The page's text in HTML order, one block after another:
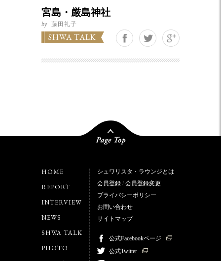
宮島・厳島神社
by 藤田礼子
SHWA TALK
HOME
REPORT
INTERVIEW
NEWS
SHWA TALK
PHOTO
シュワリスタ・ラウンジとは
会員登録 / 会員登録変更
プライバシーポリシー
お問い合わせ
サイトマップ
公式Facebookページ
公式Twitter